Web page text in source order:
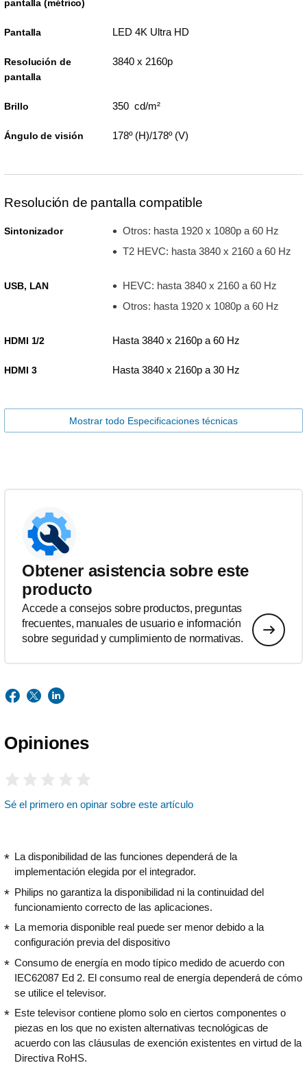
pantalla (métrico)
Pantalla LED 4K Ultra HD
Resolución de
pantalla
3840 x 2160p
Brillo 350 cd/m²
Ángulo de visión 178º (H)/178º (V)
Resolución de pantalla compatible
Sintonizador
Otros: hasta 1920 x 1080p a 60 Hz
T2 HEVC: hasta 3840 x 2160 a 60 Hz
USB, LAN
HEVC: hasta 3840 x 2160 a 60 Hz
Otros: hasta 1920 x 1080p a 60 Hz
HDMI 1/2 Hasta 3840 x 2160p a 60 Hz
HDMI 3 Hasta 3840 x 2160p a 30 Hz
Mostrar todo Especificaciones técnicas
Obtener asistencia sobre este
producto
Accede a consejos sobre productos, preguntas
frecuentes, manuales de usuario e información
sobre seguridad y cumplimiento de normativas.
Opiniones
Sé el primero en opinar sobre este artículo
La disponibilidad de las funciones dependerá de la
implementación elegida por el integrador.
Philips no garantiza la disponibilidad ni la continuidad del
funcionamiento correcto de las aplicaciones.
La memoria disponible real puede ser menor debido a la
configuración previa del dispositivo
Consumo de energía en modo típico medido de acuerdo con
IEC62087 Ed 2. El consumo real de energía dependerá de cómo
se utilice el televisor.
Este televisor contiene plomo solo en ciertos componentes o
piezas en los que no existen alternativas tecnológicas de
acuerdo con las cláusulas de exención existentes en virtud de la
Directiva RoHS.